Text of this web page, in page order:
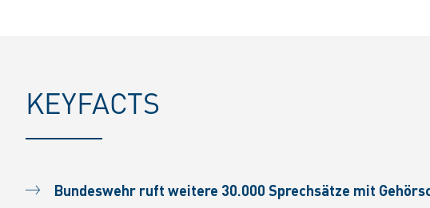
KEYFACTS
Bundeswehr ruft weitere 30.000 Sprechsätze mit